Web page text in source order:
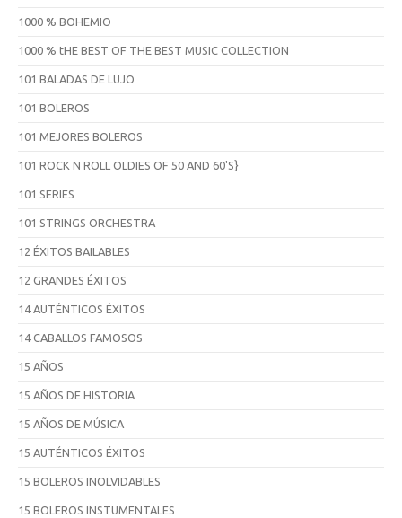
1000 % BOHEMIO
1000 % tHE BEST OF THE BEST MUSIC COLLECTION
101 BALADAS DE LUJO
101 BOLEROS
101 MEJORES BOLEROS
101 ROCK N ROLL OLDIES OF 50 AND 60'S}
101 SERIES
101 STRINGS ORCHESTRA
12 ÉXITOS BAILABLES
12 GRANDES ÉXITOS
14 AUTÉNTICOS ÉXITOS
14 CABALLOS FAMOSOS
15 AÑOS
15 AÑOS DE HISTORIA
15 AÑOS DE MÚSICA
15 AUTÉNTICOS ÉXITOS
15 BOLEROS INOLVIDABLES
15 BOLEROS INSTUMENTALES